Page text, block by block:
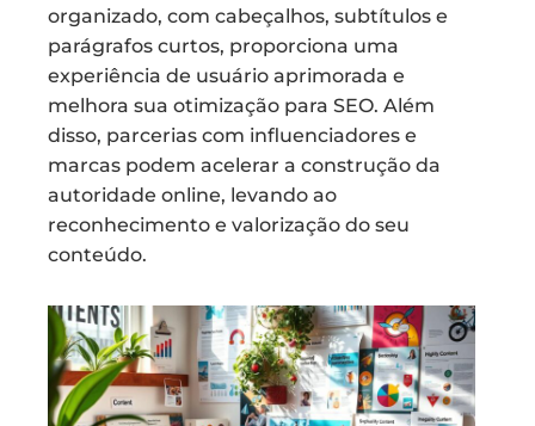
organizado, com cabeçalhos, subtítulos e
parágrafos curtos, proporciona uma
experiência de usuário aprimorada e
melhora sua otimização para SEO. Além
disso, parcerias com influenciadores e
marcas podem acelerar a construção da
autoridade online, levando ao
reconhecimento e valorização do seu
conteúdo.